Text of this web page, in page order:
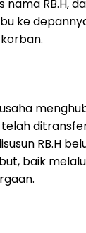
RB.H,
ke
RB.H
baik